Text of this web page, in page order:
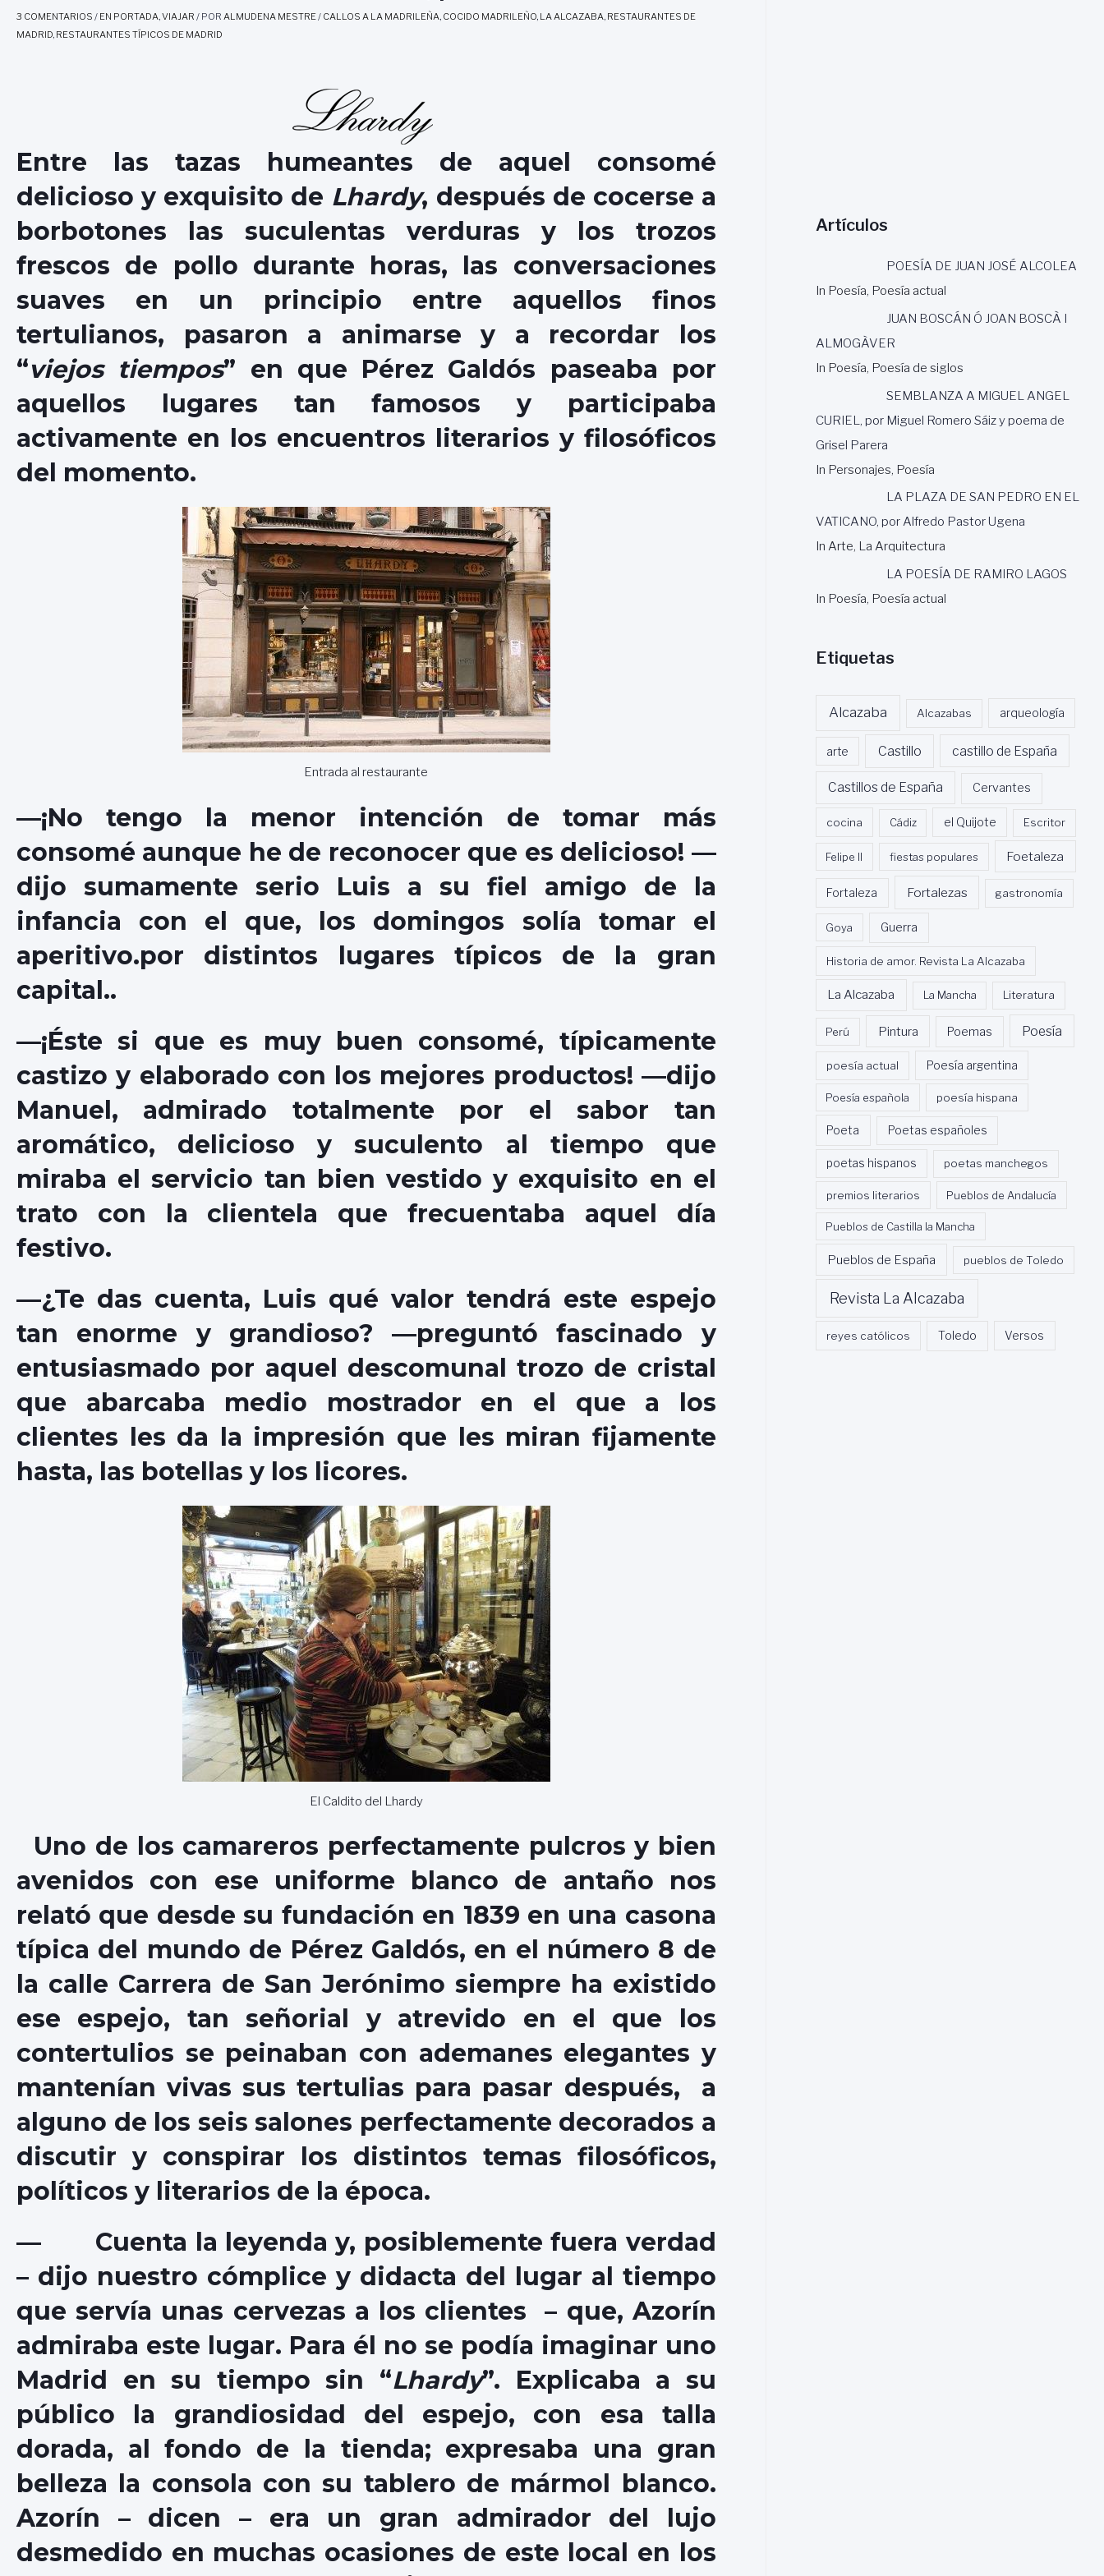
3 COMENTARIOS / EN PORTADA,VIAJAR / POR ALMUDENA MESTRE/ CALLOS A LA MADRILEÑA, COCIDO MADRILEÑO, LA ALCAZABA, RESTAURANTES DE
MADRID, RESTAURANTES TÍPICOS DE MADRID
Entre las tazas humeantes de aquel consomé
delicioso y exquisito de Lhardy, después de cocerse a
borbotones las suculentas verduras y los trozos
frescos de pollo durante horas, las conversaciones
suaves en un principio entre aquellos finos
tertulianos, pasaron a animarse y a recordar los
“viejos tiempos” en que Pérez Galdós paseaba por
aquellos lugares tan famosos y participaba
activamente en los encuentros literarios y filosóficos
del momento.
Entrada al restaurante
—¡No tengo la menor intención de tomar más
consomé aunque he de reconocer que es delicioso! —
dijo sumamente serio Luis a su fiel amigo de la
infancia con el que, los domingos solía tomar el
aperitivo.por distintos lugares típicos de la gran
capital..
—¡Éste si que es muy buen consomé, típicamente
castizo y elaborado con los mejores productos! —dijo
Manuel, admirado totalmente por el sabor tan
aromático, delicioso y suculento al tiempo que
miraba el servicio tan bien vestido y exquisito en el
trato con la clientela que frecuentaba aquel día
festivo.
—¿Te das cuenta, Luis qué valor tendrá este espejo
tan enorme y grandioso? —preguntó fascinado y
entusiasmado por aquel descomunal trozo de cristal
que abarcaba medio mostrador en el que a los
clientes les da la impresión que les miran fijamente
hasta, las botellas y los licores.
El Caldito del Lhardy
Uno de los camareros perfectamente pulcros y bien
avenidos con ese uniforme blanco de antaño nos
relató que desde su fundación en 1839 en una casona
típica del mundo de Pérez Galdós, en el número 8 de
la calle Carrera de San Jerónimo siempre ha existido
ese espejo, tan señorial y atrevido en el que los
contertulios se peinaban con ademanes elegantes y
mantenían vivas sus tertulias para pasar después, a
alguno de los seis salones perfectamente decorados a
discutir y conspirar los distintos temas filosóficos,
políticos y literarios de la época.
— Cuenta la leyenda y, posiblemente fuera verdad
– dijo nuestro cómplice y didacta del lugar al tiempo
que servía unas cervezas a los clientes – que, Azorín
admiraba este lugar. Para él no se podía imaginar uno
Madrid en su tiempo sin “Lhardy”. Explicaba a su
público la grandiosidad del espejo, con esa talla
dorada, al fondo de la tienda; expresaba una gran
belleza la consola con su tablero de mármol blanco.
Azorín – dicen – era un gran admirador del lujo
desmedido en muchas ocasiones de este local en los
Artículos
POESÍA DE JUAN JOSÉ ALCOLEA
In Poesía, Poesía actual
JUAN BOSCÁN Ó JOAN BOSCÀ I
ALMOGÀVER
In Poesía, Poesía de siglos
SEMBLANZA A MIGUEL ANGEL
CURIEL, por Miguel Romero Sáiz y poema de
Grisel Parera
In Personajes, Poesía
LA PLAZA DE SAN PEDRO EN EL
VATICANO, por Alfredo Pastor Ugena
In Arte, La Arquitectura
LA POESÍA DE RAMIRO LAGOS
In Poesía, Poesía actual
Etiquetas
Alcazaba Alcazabas arqueología
arte Castillo castillo de España
Castillos de España Cervantes
cocina Cádiz el Quijote Escritor
Felipe II fiestas populares Foetaleza
Fortaleza Fortalezas gastronomía
Goya Guerra
Historia de amor. Revista La Alcazaba
La Alcazaba La Mancha Literatura
Perú Pintura Poemas Poesía
poesía actual Poesía argentina
Poesía española poesía hispana
Poeta Poetas españoles
poetas hispanos poetas manchegos
premios literarios Pueblos de Andalucía
Pueblos de Castilla la Mancha
Pueblos de España pueblos de Toledo
Revista La Alcazaba
reyes católicos Toledo Versos